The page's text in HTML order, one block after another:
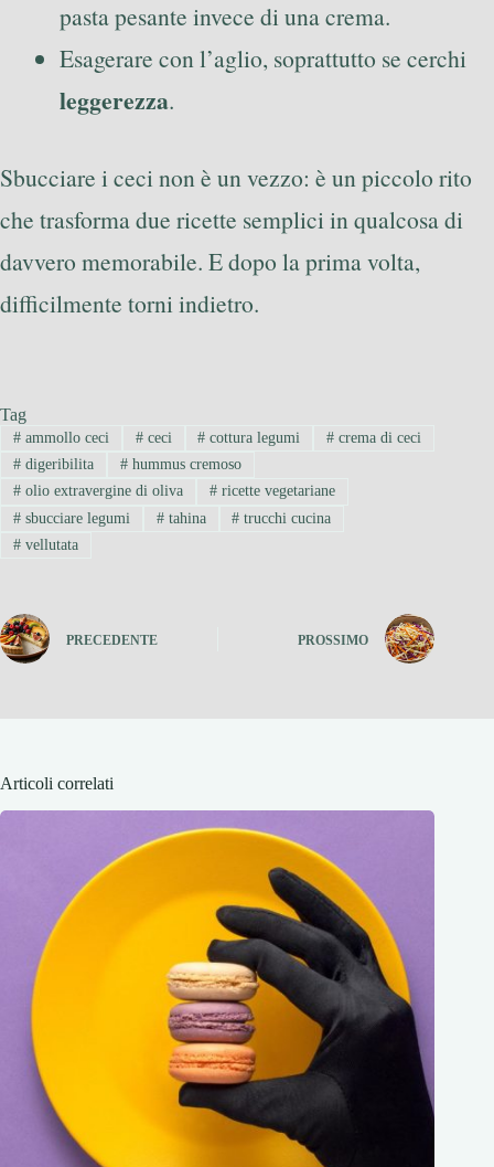
pasta pesante invece di una crema.
Esagerare con l’aglio, soprattutto se cerchi
leggerezza.
Sbucciare i ceci non è un vezzo: è un piccolo rito
che trasforma due ricette semplici in qualcosa di
davvero memorabile. E dopo la prima volta,
difficilmente torni indietro.
Tag
#ammollo ceci #ceci # cottura legumi # crema di ceci
#digeribilita #hummus cremoso
#olio extravergine di oliva #ricette vegetariane
#sbucciare legumi #tahina # trucchi cucina
#vellutata
PRECEDENTE PROSSIMO
Articoli correlati